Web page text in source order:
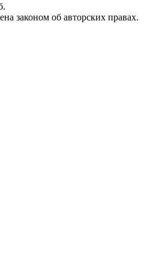
законом об авторских правах.